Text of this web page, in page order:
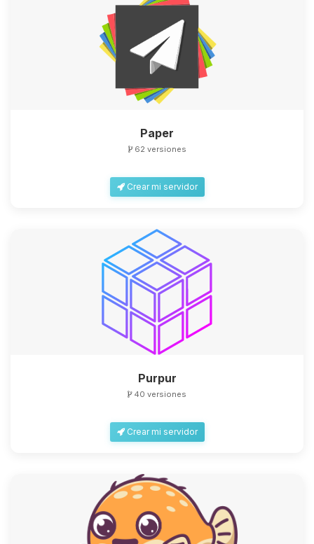
Paper
62 versiones
Crear mi servidor
Purpur
40 versiones
Crear mi servidor
Yupi, por fin alguien con quien
hablar! Soy Choupy, tu pequeno
que necesitas y moveré mis
pequenos circuitos para ayudarte.
06/08/2026 18:43